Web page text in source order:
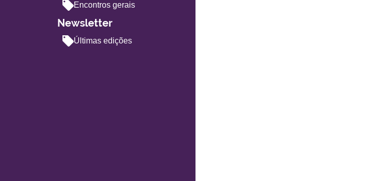
Encontros gerais
Newsletter
Últimas edições